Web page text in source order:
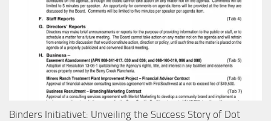
Binders Initiativet: Unveiling the Success Story of Dot